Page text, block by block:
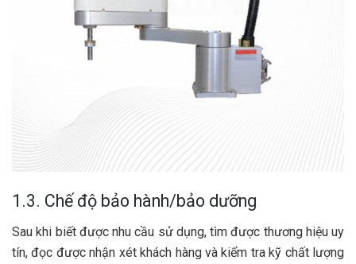
1.3. Chế độ bảo hành/bảo dưỡng
Sau khi biết được nhu cầu sử dụng, tìm được thương hiệu uy
tín, đọc được nhận xét khách hàng và kiểm tra kỹ chất lượng